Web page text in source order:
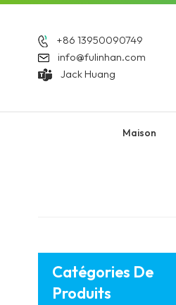
+86 13950090749
info@fulinhan.com
Jack Huang
Maison
Catégories De
Produits